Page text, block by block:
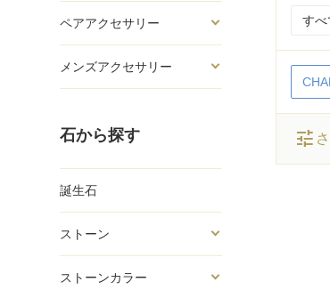
ペアアクセサリー
メンズアクセサリー
石から探す
誕生石
ストーン
ストーンカラー
すべ
tune